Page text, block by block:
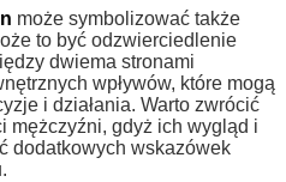
może symbolizować także
to być odzwierciedlenie
dwiema stronami
wpływów, które mogą
i działania. Warto zwrócić
mężczyźni, gdyż ich wygląd i
dodatkowych wskazówek